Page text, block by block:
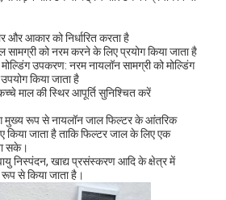
और आकार को निर्धारित करता है
सामग्री को नरम करने के लिए प्रयोग किया जाता है
उपकरण: नरम नायलॉन सामग्री को मोल्डिंग
किया जाता है
माल की स्थिर आपूर्ति सुनिश्चित करें
मुख्य रूप से नायलॉन जाल फिल्टर के आंतरिक
किया जाता है ताकि फिल्टर जाल के लिए एक
सके।
निस्पंदन, खाद्य प्रसंस्करण आदि के क्षेत्र में
से किया जाता है।